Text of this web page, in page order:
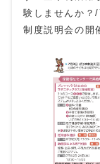
験しませんか？
制度説明会の開